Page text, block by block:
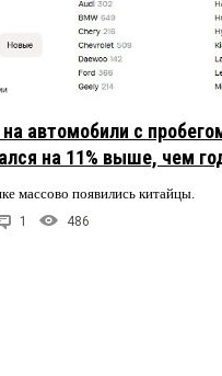
автомобили с
на 11% выше, чем
массово появились китайцы.
1 486